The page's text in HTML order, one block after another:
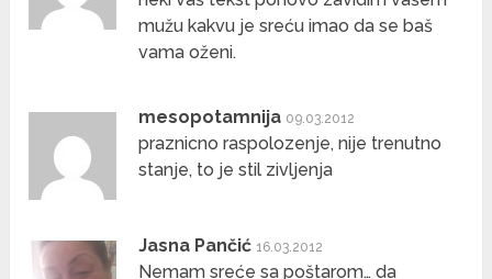
mužu kakvu je sreću imao da se baš
vama oženi.
mesopotamnija 09.03.2012
praznicno raspolozenje, nije trenutno
stanje, to je stil zivljenja
Jasna Pančić 16.03.2012
Nemam sreće sa poštarom… da